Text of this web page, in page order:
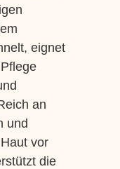
eignet
an
und
vor
die